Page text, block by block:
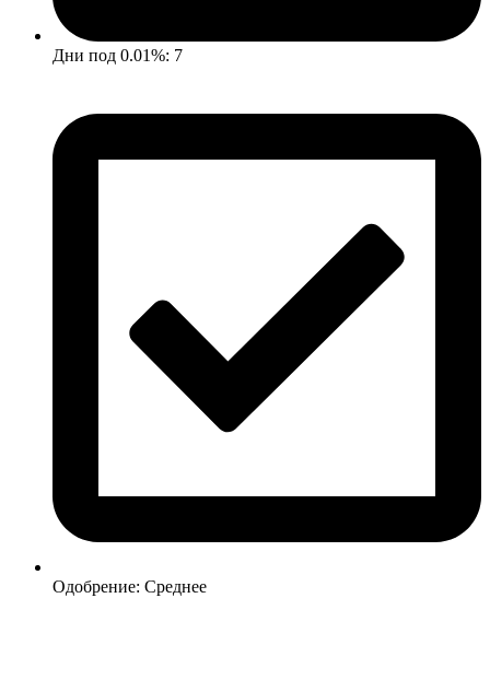
Дни под 0.01%: 7
Одобрение: Среднее